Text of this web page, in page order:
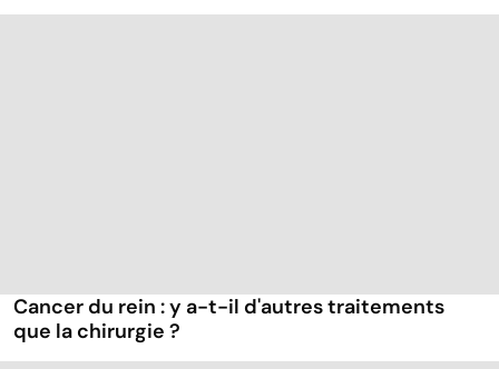
Cancer du rein : y a-t-il d'autres traitements
que la chirurgie ?